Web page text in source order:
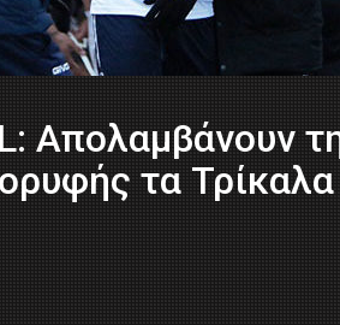
Απολαμβάνουν
τα Τρίκαλα